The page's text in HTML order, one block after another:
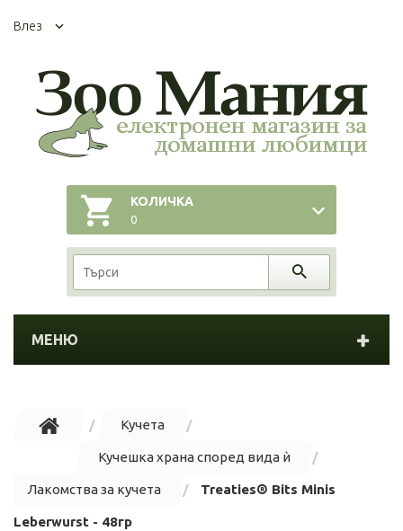
Влез
КОЛИЧКА
0
МЕНЮ
Кучета
Кучешка храна според вида ѝ
Лакомства за кучета Treaties® Bits Minis
Leberwurst - 48гр